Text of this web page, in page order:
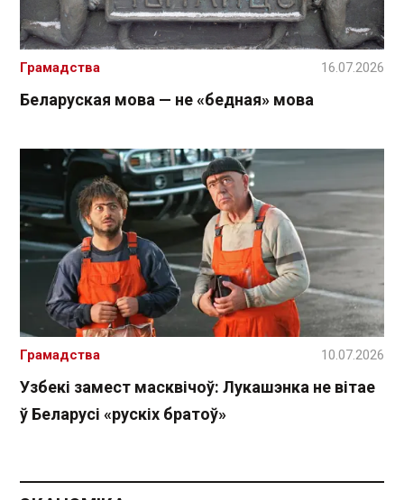
Беларуская мова — не «бедная» мова
Грамадства 16.07.2026
Узбекі замест масквічоў: Лукашэнка не вітае
ў Беларусі «рускіх братоў»
Грамадства 10.07.2026